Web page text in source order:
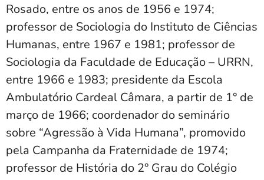
Rosado, entre os anos de 1956 e 1974;
professor de Sociologia do Instituto de Ciências
Humanas, entre 1967 e 1981; professor de
Sociologia da Faculdade de Educação – URRN,
entre 1966 e 1983; presidente da Escola
Ambulatório Cardeal Câmara, a partir de 1° de
março de 1966; coordenador do seminário
sobre “Agressão à Vida Humana”, promovido
pela Campanha da Fraternidade de 1974;
professor de História do 2° Grau do Colégio